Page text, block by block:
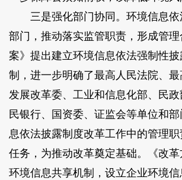
三是强化部门协同。环境信息依
部门，推动落实监管职责，形成管
案》提出建立环境信息依法强制性
制，进一步明确了最高人民法院、最
发展改革委、工业和信息化部、民
民银行、国资委、证监会等单位和
息依法披露制度改革工作中的管理
任务，为推动改革奠定基础。《改
环境信息共享机制，设立企业环境